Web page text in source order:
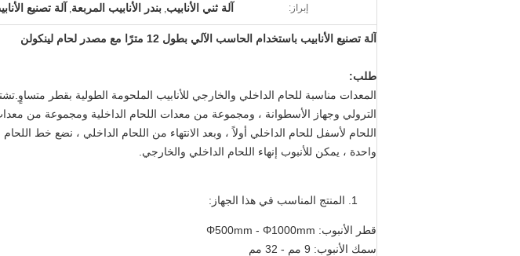
إبراز: آلة ثني الأنابيب, بندر الأنابيب المربعة, آلة تصنيع
آلة تصنيع الأنابيب باستخدام الحاسب الآلي بطول 12 مترًا مع مصدر لحام لينكولن
طلب:
المعدات مناسبة للحام الداخلي والخارجي للأنابيب الملحومة الطولية بقطر
الترولي وجهاز الأسطوانة ، ومجموعة من معدات اللحام الداخلية ومجموعة من
اللحام لأسفل للحام الداخلي أولاً ، وبعد الانتهاء من اللحام الداخلي ، نضع خط
واحدة ، يمكن للأنبوب إنهاء اللحام الداخلي والخارجي.
المنتج المناسب في هذا الجهاز:
قطر الأنبوب: Φ500mm - Φ1000mm
سمك الأنبوب: 9 مم - 32 مم